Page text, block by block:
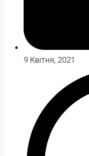
9 Квітня, 2021